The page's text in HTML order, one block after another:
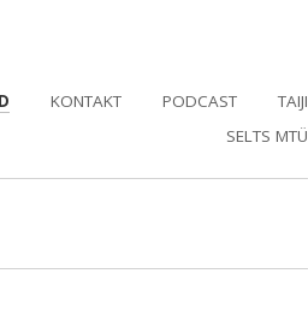
KONTAKT PODCAST
TAIJI
SELTS MTÜ